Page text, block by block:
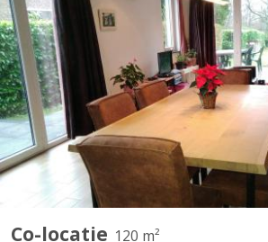
Co-locatie 120 m²
Période locative court terme: 08/06/26 -
louer (occupation simple) dans une
avec douche privative dans une
équipée avec terrasse, jardin et parking.
située proche du centre